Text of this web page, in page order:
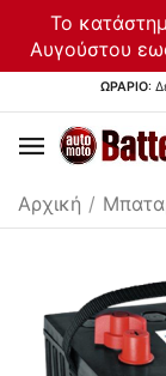
Το
Αυγούστου
ΩΡΑΡΙΟ:
Αρχική /